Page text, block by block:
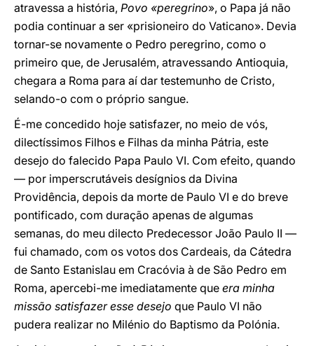
atravessa a história, Povo «peregrino», o Papa já não
podia continuar a ser «prisioneiro do Vaticano». Devia
tornar-se novamente o Pedro peregrino, como o
primeiro que, de Jerusalém, atravessando Antioquia,
chegara a Roma para aí dar testemunho de Cristo,
selando-o com o próprio sangue.
É-me concedido hoje satisfazer, no meio de vós,
dilectíssimos Filhos e Filhas da minha Pátria, este
desejo do falecido Papa Paulo VI. Com efeito, quando
— por imperscrutáveis desígnios da Divina
Providência, depois da morte de Paulo VI e do breve
pontificado, com duração apenas de algumas
semanas, do meu dilecto Predecessor João Paulo II —
fui chamado, com os votos dos Cardeais, da Cátedra
de Santo Estanislau em Cracóvia à de São Pedro em
Roma, apercebi-me imediatamente que era minha
missão satisfazer esse desejo que Paulo VI não
pudera realizar no Milénio do Baptismo da Polónia.